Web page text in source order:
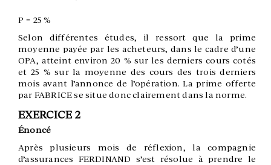
P = 25 %
Selon différentes études, il ressort que la prime
moyenne payée par les acheteurs, dans le cadre d’une
OPA, atteint environ 20 % sur les derniers cours cotés
et 25 % sur la moyenne des cours des trois derniers
mois avant l’annonce de l’opération. La prime offerte
par FABRICE se situe donc clairement dans la norme.
EXERCICE 2
Énoncé
Après plusieurs mois de réflexion, la compagnie
d’assurances FERDINAND s’est résolue à prendre le